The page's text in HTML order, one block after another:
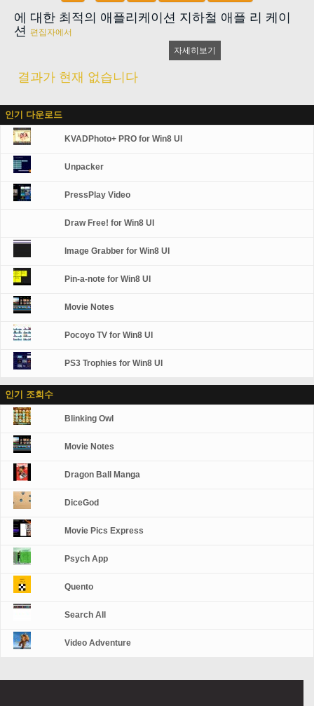
에 대한 최적의 애플리케이션 지하철 애플 리 케이
션 편집자에서
자세히보기
결과가 현재 없습니다
인기 다운로드
KVADPhoto+ PRO for Win8 UI
Unpacker
PressPlay Video
Draw Free! for Win8 UI
Image Grabber for Win8 UI
Pin-a-note for Win8 UI
Movie Notes
Pocoyo TV for Win8 UI
PS3 Trophies for Win8 UI
인기 조회수
Blinking Owl
Movie Notes
Dragon Ball Manga
DiceGod
Movie Pics Express
Psych App
Quento
Search All
Video Adventure